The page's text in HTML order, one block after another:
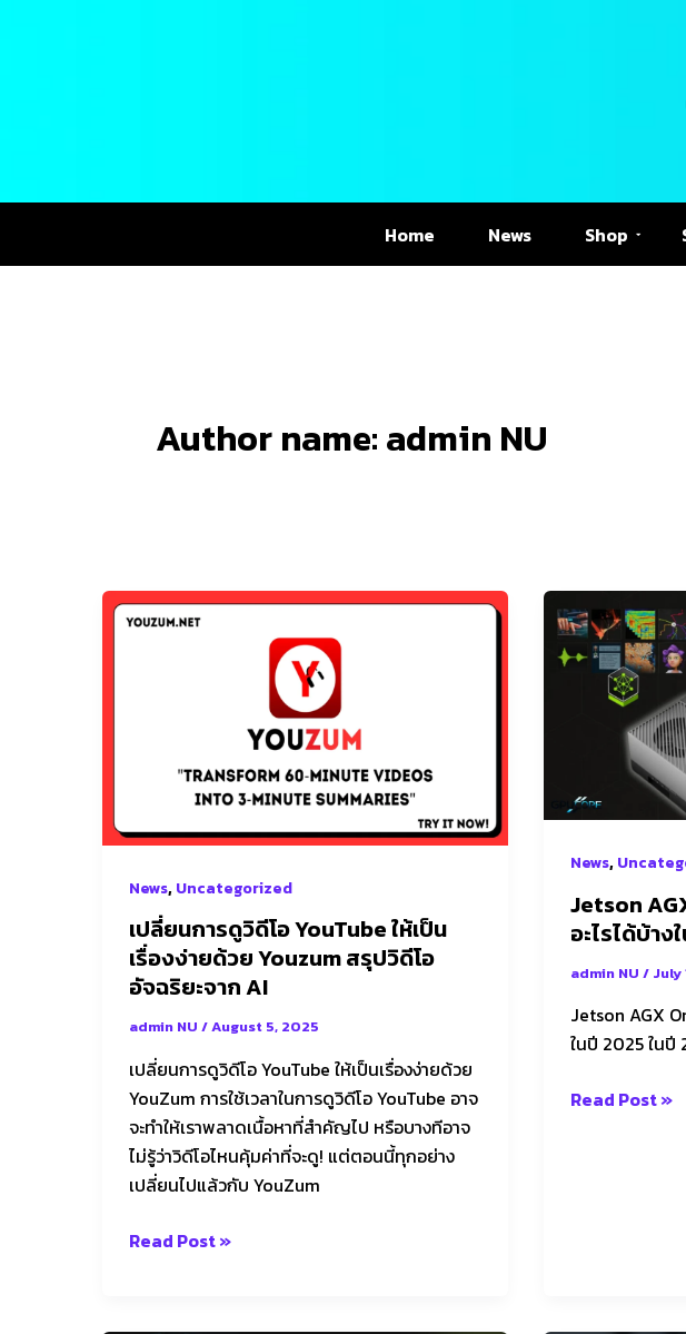
Home News Shop
Author name: admin NU
News,Uncategorized
เปลี่ยนการดูวิดีโอ YouTube ให้เป็น
เรื่องง่ายด้วย Youzum สรุปวิดีโอ
อัจฉริยะจาก AI
admin NU /August 5, 2025
เปลี่ยนการดูวิดีโอ YouTube ให้เป็นเรื่องง่ายด้วย
YouZum การใช้เวลาในการดูวิดีโอ YouTube อาจ
จะทำให้เราพลาดเนื้อหาที่สำคัญไป หรือบางทีอาจ
ไม่รู้ว่าวิดีโอไหนคุ้มค่าที่จะดู! แต่ตอนนี้ทุกอย่าง
เปลี่ยนไปแล้วกับ YouZum
เปลี่ยน
การ
ง่าย
Youzum
สรุป
วิดีโอ
อัจฉริยะ
AI
Read Post »
News,
Jetson
อะไรได้บ้าง
admin NU/ July
Jetson AGX
ในปี 2025 ในปี
Jetson
AGX
Orin
AI
ได้
บ้าง
ในปี
Read Post »